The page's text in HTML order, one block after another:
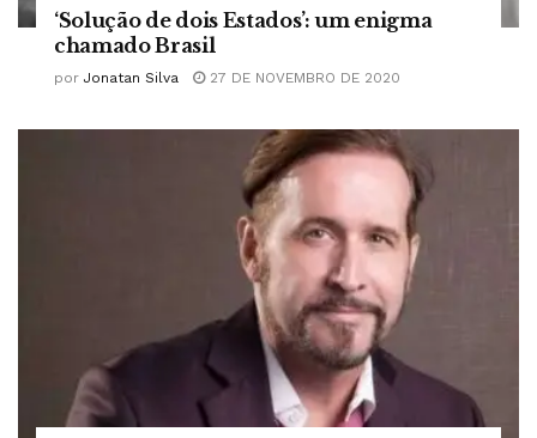
‘Solução de dois Estados’: um enigma
chamado Brasil
por Jonatan Silva 27 DE NOVEMBRO DE 2020